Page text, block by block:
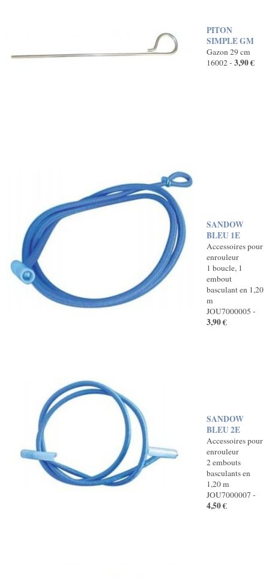
PITON
SIMPLE GM
Gazon 29 cm
16002 - 3,90 €
SANDOW
BLEU 1E
Accessoires pour
enrouleur
1 boucle, 1
embout
basculant en 1,20
m
JOU7000005 -
3,90 €
SANDOW
BLEU 2E
Accessoires pour
enrouleur
2 embouts
basculants en
1,20 m
JOU7000007 -
4,50 €